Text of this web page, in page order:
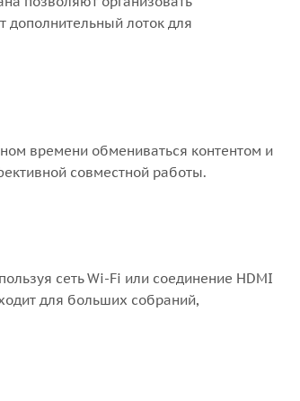
дополнительный лоток для
времени обмениваться контентом и
совместной работы.
сеть Wi-Fi или соединение HDMI
для больших собраний,